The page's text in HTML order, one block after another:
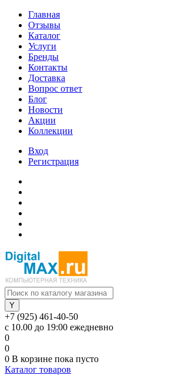
Главная
Отзывы
Каталог
Услуги
Бренды
Контакты
Доставка
Вопрос ответ
Блог
Новости
Акции
Коллекции
Вход
Регистрация
+7 (925) 461-40-50
с 10.00 до 19:00 ежедневно
0
0
0 В корзине пока пусто
Каталог товаров